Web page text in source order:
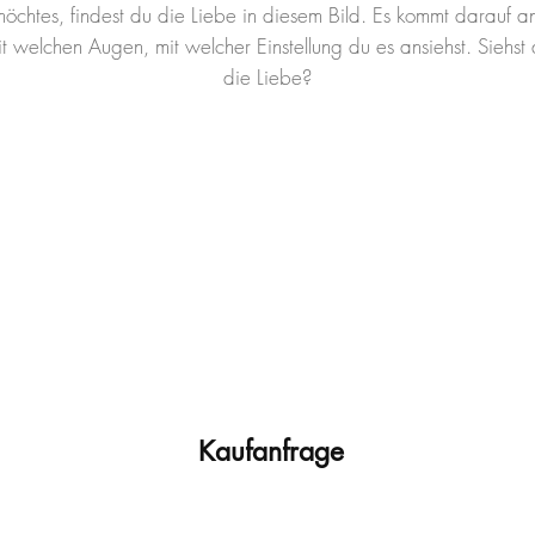
findest du die Liebe in diesem Bild. Es kommt darauf
welchen Augen, mit welcher Einstellung du es ansiehst. Siehst
die Liebe?
Kaufanfrage